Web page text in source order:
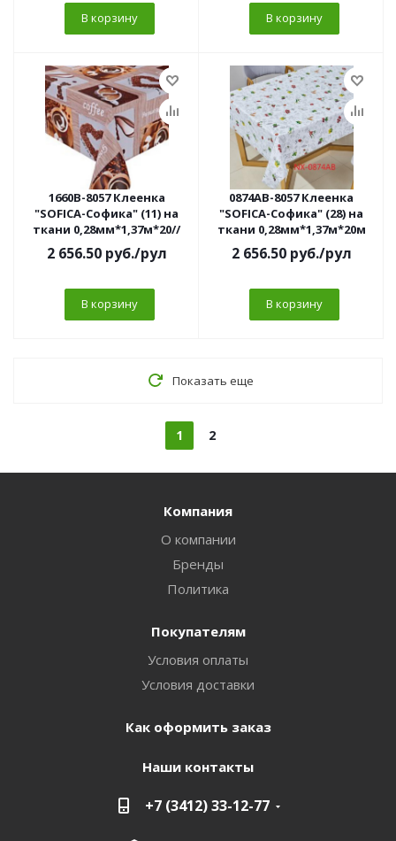
В корзину В корзину
1660B-8057 Клеенка
"SOFICA-Софика" (11) на
ткани 0,28мм*1,37м*20//
2 656.50руб./рул
В корзину
0874AB-8057 Клеенка
"SOFICA-Софика" (28) на
ткани 0,28мм*1,37м*20м
2 656.50руб./рул
В корзину
Показать еще
1 2
Компания
О компании
Бренды
Политика
Покупателям
Условия оплаты
Условия доставки
Как оформить заказ
Наши контакты
+7 (3412) 33-12-77